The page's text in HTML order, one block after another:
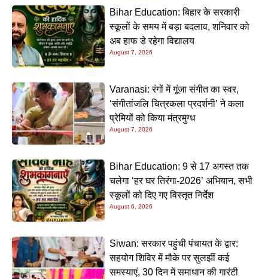
Bihar Education: बिहार के सरकारी
स्कूलों के समय में बड़ा बदलाव, शनिवार को
अब हाफ डे रहेगा विद्यालय
August 7, 2026
Varanasi: रंगों में गूंजा संगीत का स्वर,
‘संगीतांजलि चित्रकला प्रदर्शनी’ ने कला
प्रेमियों को किया मंत्रमुग्ध
August 7, 2026
Bihar Education: 9 से 17 अगस्त तक
चलेगा ‘हर घर तिरंगा-2026’ अभियान, सभी
स्कूलों को दिए गए विस्तृत निर्देश
August 6, 2026
Siwan: सरकार पहुंची पंचायत के द्वार:
सहयोग शिविर में मौके पर सुलझीं कई
समस्याएं, 30 दिन में समाधान की गारंटी